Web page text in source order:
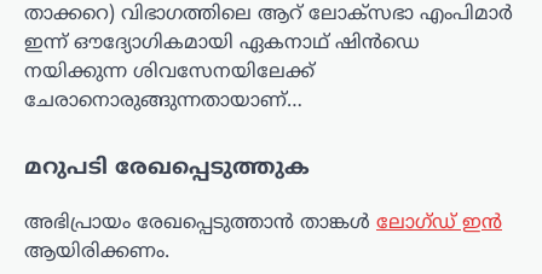
താക്കറെ) വിഭാഗത്തിലെ ആറ് ലോക്‌സഭാ എംപിമാർ
ഇന്ന് ഔദ്യോഗികമായി ഏകനാഥ് ഷിൻഡെ
നയിക്കുന്ന ശിവസേനയിലേക്ക്
ചേരാനൊരുങ്ങുന്നതായാണ്…
മറുപടി രേഖപ്പെടുത്തുക
അഭിപ്രായം രേഖപ്പെടുത്താ‍ൻ താങ്കൾ ലോഗ്ഡ് ഇൻ
ആയിരിക്കണം.